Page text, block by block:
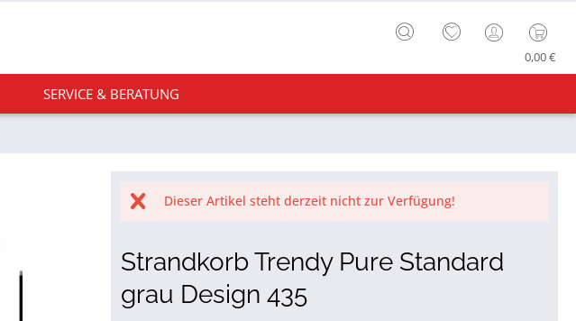
0,00 €
SERVICE & BERATUNG
Dieser Artikel steht derzeit nicht zur Verfügung!
Strandkorb Trendy Pure Standard
grau Design 435